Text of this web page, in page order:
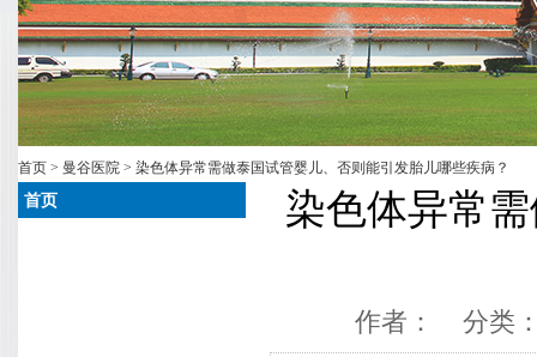
首页 > 曼谷医院 > 染色体异常需做泰国试管婴儿、否则能引发胎儿哪些疾病？
首页 染色体异常
作者： 分类